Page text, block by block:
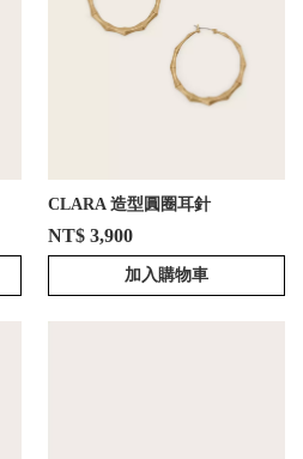
CLARA 造型圓圈耳針
NT$ 3,900
加入購物車